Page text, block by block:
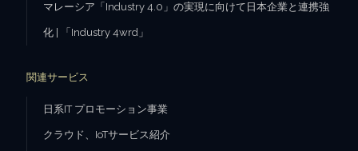
マレーシア「Industry 4.0」の実現に向けて日本企業と連携強
化 | 「Industry 4wrd」
関連サービス
日系IT プロモーション事業
クラウド、IoTサービス紹介